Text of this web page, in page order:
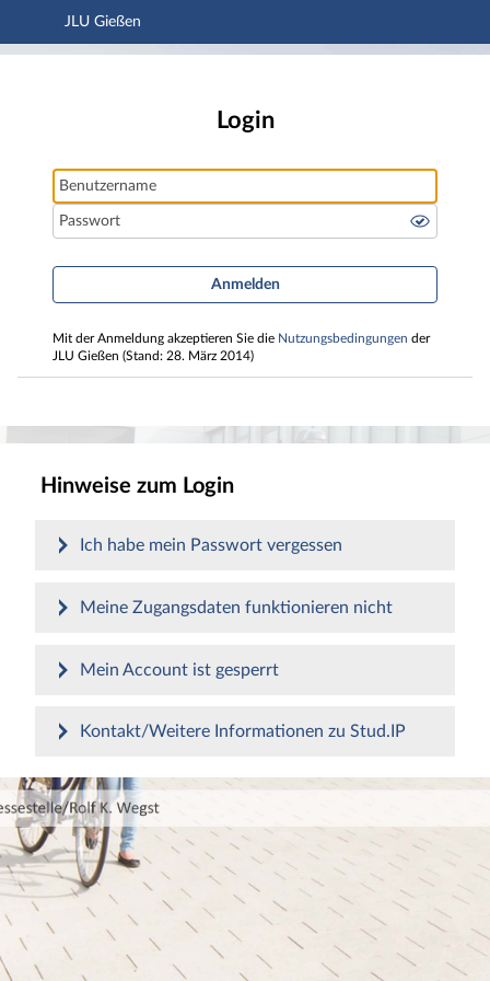
Hauptnavigation
JLU Gießen
Login
Benutzername
Passwort
Anmelden
Mit der Anmeldung akzeptieren Sie die Nutzungsbedingungen der
JLU Gießen (Stand: 28. März 2014)
Hinweise zum Login
Ich habe mein Passwort vergessen
Meine Zugangsdaten funktionieren nicht
Mein Account ist gesperrt
Kontakt/Weitere Informationen zu Stud.IP